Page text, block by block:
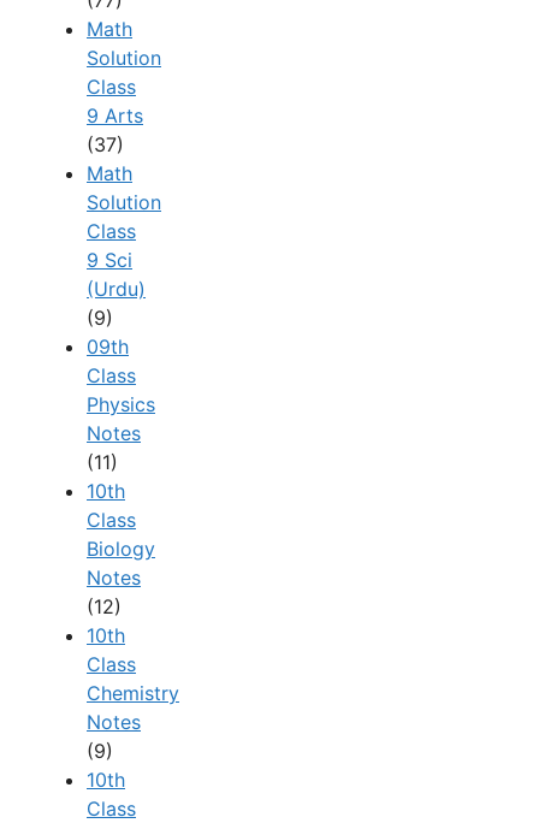
Math
Solution
Class
9 Arts
(37)
Math
Solution
Class
9 Sci
(Urdu)
(9)
09th
Class
Physics
Notes
(11)
10th
Class
Biology
Notes
(12)
10th
Class
Chemistry
Notes
(9)
10th
Class